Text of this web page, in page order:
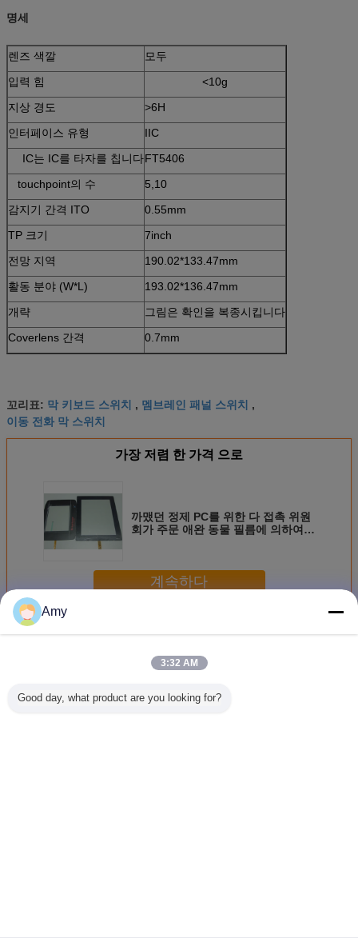
명세
렌즈 색깔
모두
입력 힘
<10g
지상 경도
>6H
인터페이스 유형
IIC
IC는 IC를 타자를 칩니다FT5406
touchpoint의 수
5,10
감지기 간격 ITO
0.55mm
TP 크기
7inch
전망 지역
190.02*133.47mm
활동 분야 (W*L)
193.02*136.47mm
개략
그림은 확인을 복종시킵니다
Coverlens 간격
0.7mm
꼬리표: 막 키보드 스위치 , 멤브레인 패널 스위치 ,
이동 전화 막 스위치
가장 저렴 한 가격 으로
까맸던 정제 PC를 위한 다 접촉 위원
회가 주문 애완 동물 필름에 의하여 7
계속하다
더 많은 것
Amy
3:32 AM
Good day, what product are you looking for?